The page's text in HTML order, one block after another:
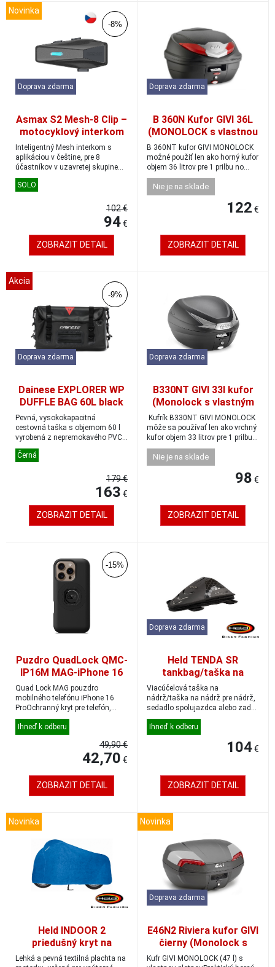
Novinka
-8%
Doprava zdarma
Asmax S2 Mesh-8 Clip –
motocyklový interkom
pre jedného jazdca
Inteligentný Mesh interkom s
aplikáciou v češtine, pre 8
účastníkov v uzavretej skupine
alebo až 50 ...
SOLO
102 €
94€
ZOBRAZIT DETAIL
Doprava zdarma
B 360N Kufor GIVI 36L
(MONOLOCK s vlastnou
platňou), červená
odrazka
B 360NT kufor GIVI MONOLOCK
možné použiť len ako horný kufor
objem 36 litrov pre 1 prilbu no...
Nie je na sklade
122 €
ZOBRAZIT DETAIL
Akcia
-9%
Doprava zdarma
Dainese EXPLORER WP
DUFFLE BAG 60L black
Pevná, vysokokapacitná
cestovná taška s objemom 60 l
vyrobená z nepremokavého PVC
materiálu, na úpln...
Černá
179 €
163 €
ZOBRAZIT DETAIL
Doprava zdarma
B330NT GIVI 33l kufor
(Monolock s vlastným
štítkom), číry reflektor
Kufrík B330NT GIVI MONOLOCK
môže sa používať len ako vrchný
kufor objem 33 litrov pre 1 prilbu...
Nie je na sklade
98 €
ZOBRAZIT DETAIL
-15%
Puzdro QuadLock QMC-
IP16M MAG-iPhone 16
Pro
Quad Lock MAG pouzdro
mobilného telefónu iPhone 16
ProOchranný kryt pre telefón,
ktorý kombinuje mec...
Ihneď k odberu
49,90 €
42,70 €
ZOBRAZIT DETAIL
Doprava zdarma
Held TENDA SR
tankbag/taška na
chrbát s popruhmi, 4-
6ltr.
Viacúčelová taška na
nádrž/taška na nádrž pre nádrž,
sedadlo spolujazdca alebo zadný
nosič: univerzá...
Ihneď k odberu
104€
ZOBRAZIT DETAIL
Novinka
Held INDOOR 2
priedušný kryt na
motorku modrý veľkosť
Lehká a pevná textilná plachta na
Novinka
Doprava zdarma
E46N2 Riviera kufor GIVI
čierny (Monolock s
vlastným štítkom),
Kufr GIVI MONOLOCK (47 l) s